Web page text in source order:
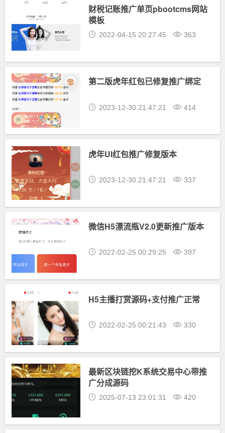
财税记账推广单页pbootcms网站
模板
2022-04-15 20:27:45 363
第二版虎年红包已修复推广绑定
2023-12-30 21:47:21 414
虎年UI红包推广修复版本
2023-12-30 21:47:21 337
微信H5漂流瓶V2.0更新推广版本
2022-02-25 00:29:25 397
H5主播打赏源码+支付推广正常
2022-02-25 00:21:43 330
最新区块链挖K系统交易中心带推
广分成源码
2025-07-13 23:01:31 420